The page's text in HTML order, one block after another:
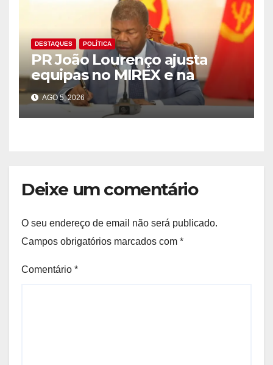
DESTAQUES POLÍTICA
PR João Lourenço ajusta
equipas no MIREX e na
governação do Cuanza Sul
AGO 5, 2026
Deixe um comentário
O seu endereço de email não será publicado.
Campos obrigatórios marcados com *
Comentário *